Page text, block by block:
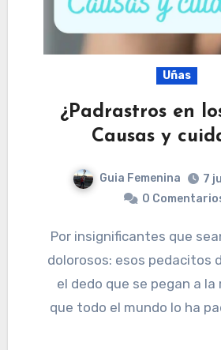
Uñas
¿Padrastros en
Causas y
Guia Femenina
7
0
Por insignificantes que sean, pueden ser
dolorosos: esos pedacitos
el dedo que se pegan a la
que todo el mundo lo ha